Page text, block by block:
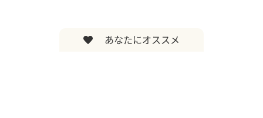
あなたにオススメ